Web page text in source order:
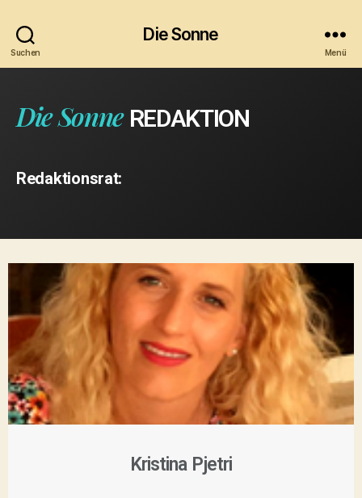
Suchen
Die Sonne
Menü
Die Sonne REDAKTION
Redaktionsrat:
Kristina Pjetri